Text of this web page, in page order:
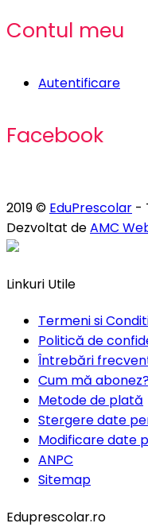
Contul meu
Autentificare
Facebook
2019 © EduPrescolar -
Dezvoltat deAMC
Linkuri Utile
Termeni si
Politică de
Întrebări
Cum mă
Metode de plată
Stergere date
Modificare date
ANPC
Sitemap
Eduprescolar.ro